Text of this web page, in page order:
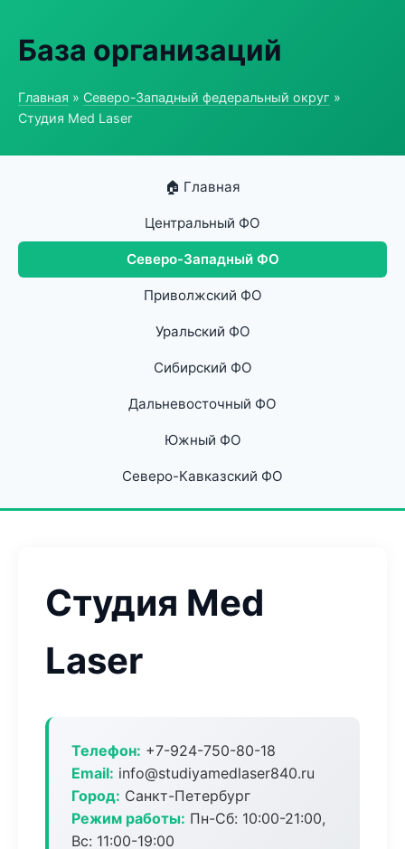
База организаций
Главная » Северо-Западный федеральный округ »
Студия Med Laser
🏠 Главная
Центральный ФО
Северо-Западный ФО
Приволжский ФО
Уральский ФО
Сибирский ФО
Дальневосточный ФО
Южный ФО
Северо-Кавказский ФО
Студия Med
Laser
Телефон: +7-924-750-80-18
Email: info@studiyamedlaser840.ru
Город: Санкт-Петербург
Режим работы: Пн-Сб: 10:00-21:00,
Вс: 11:00-19:00